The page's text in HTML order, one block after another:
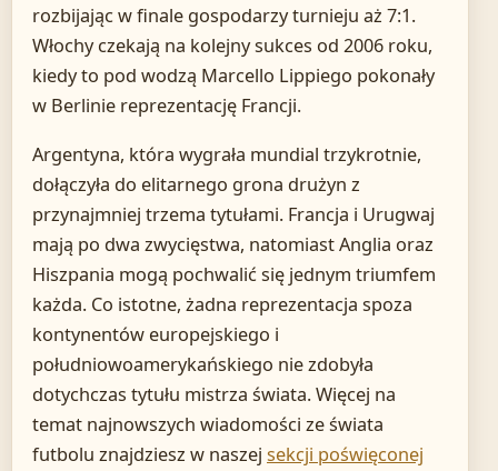
rozbijając w finale gospodarzy turnieju aż 7:1.
Włochy czekają na kolejny sukces od 2006 roku,
kiedy to pod wodzą Marcello Lippiego pokonały
w Berlinie reprezentację Francji.
Argentyna, która wygrała mundial trzykrotnie,
dołączyła do elitarnego grona drużyn z
przynajmniej trzema tytułami. Francja i Urugwaj
mają po dwa zwycięstwa, natomiast Anglia oraz
Hiszpania mogą pochwalić się jednym triumfem
każda. Co istotne, żadna reprezentacja spoza
kontynentów europejskiego i
południowoamerykańskiego nie zdobyła
dotychczas tytułu mistrza świata. Więcej na
temat najnowszych wiadomości ze świata
futbolu znajdziesz w naszej sekcji poświęconej